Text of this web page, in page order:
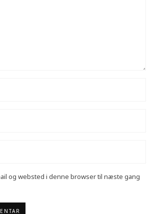
og websted i denne browser til næste gang